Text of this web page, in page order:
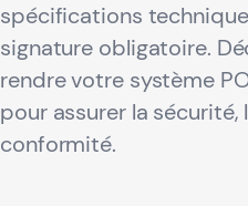
spécifications
signature obligatoire.
rendre votre système
pour assurer la
conformité.